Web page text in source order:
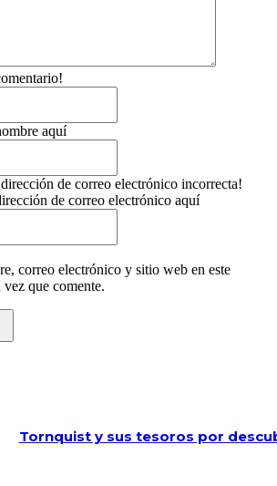
aquí
de correo electrónico incorrecta!
de correo electrónico aquí
correo electrónico y sitio web en este
que comente.
Tornquist y sus tesoros por